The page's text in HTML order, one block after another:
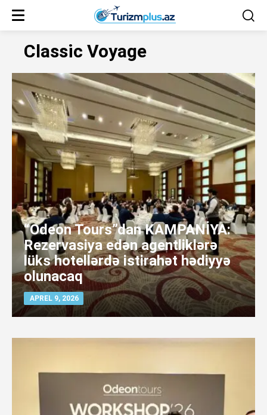
Classic Voyage
“Odeon Tours”dan KAMPANİYA:
Rezervasiya edən agentliklərə
lüks hotellərdə istirahət hədiyyə
olunacaq
APREL 9, 2026